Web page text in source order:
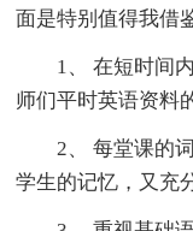
面是特别值得我借
1、 在短时间
师们平时英语资料
2、 每堂课的
学生的记忆，又充